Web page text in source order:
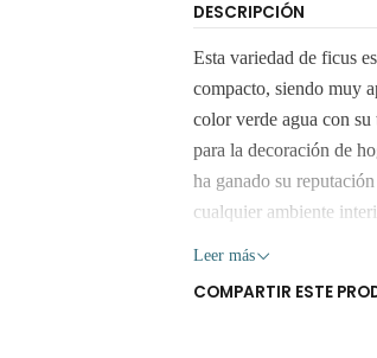
DESCRIPCIÓN
Esta variedad de ficus
compacto, siendo muy
color verde agua con
para la decoración de
ha ganado su
cualquier ambiente
la Región
Leer más
COMPARTIR ESTE